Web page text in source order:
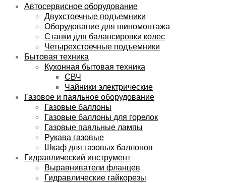
Автосервисное оборудование
Двухстоечные подъемники
Оборудование для шиномонтажа
Станки для балансировки колес
Четырехстоечные подъемники
Бытовая техника
Кухонная бытовая техника
СВЧ
Чайники электрические
Газовое и паяльное оборудование
Газовые баллоны
Газовые баллоны для горелок
Газовые паяльные лампы
Рукава газовые
Шкаф для газовых баллонов
Гидравлический инструмент
Выравниватели фланцев
Гидравлические гайкорезы